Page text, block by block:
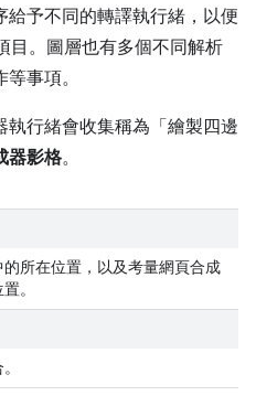
予不同的轉譯執行緒，以便
目。圖層也有多個不同解析
事項。
行緒會收集稱為「繪製四邊
器影格。
所在位置，以及考量網頁合成
。